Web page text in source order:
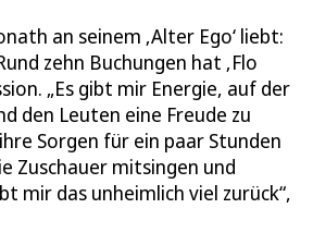
an seinem ‚Alter Ego‘ liebt:
zehn Buchungen hat ‚Flo
„Es gibt mir Energie, auf der
den Leuten eine Freude zu
Sorgen für ein paar Stunden
Zuschauer mitsingen und
mir das unheimlich viel zurück“,